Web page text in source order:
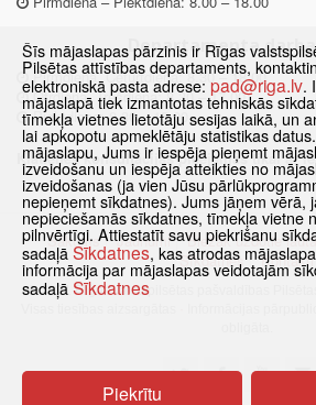
Departamenta
Pirmdiena, Ceturtdiena: 8.30 – 18.00
Otrdiena, Trešdiena: 8.30 – 17.00
Piektdiena: 8.30 – 15.00
Klātienes konsultācijas pieejamas tikai ar
Sākums Jaunumi Biežāk uzdotie
Sīkdatnes
Kontakti
© 2021 Rīgas valstspilsētas pašvaldības
Šīs mājaslapas pārzinis ir Rīgas
Pilsētas attīstības departaments,
elektroniskā pasta adrese: pad@riga.lv.
mājaslapā tiek izmantotas tehniskās
tīmekļa vietnes lietotāju sesijas laikā, un
lai apkopotu apmeklētāju statistikas
mājaslapu, Jums ir iespēja pieņemt
izveidošanu un iespēja atteikties no
izveidošanas (ja vien Jūsu
nepieņemt sīkdatnes). Jums jāņem vērā,
nepieciešamās sīkdatnes, tīmekļa vietne
pilnvērtīgi. Attiestatīt savu piekrišanu
sadaļā Sīkdatnes, kas atrodas
informācija par mājaslapas veidotajām
sadaļā Sīkdatnes
Piekrītu